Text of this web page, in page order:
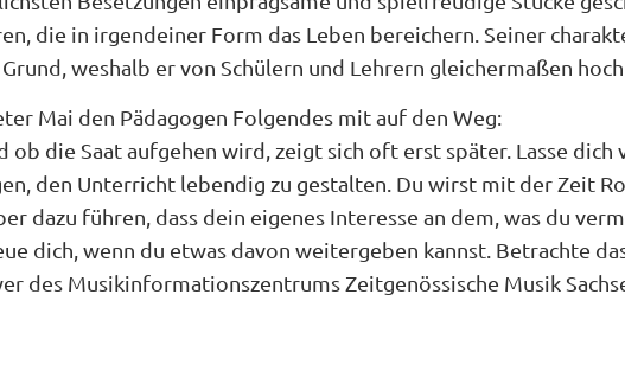
die in irgendeiner Form das Leben bereichern. Seiner
weshalb er von Schülern und Lehrern gleichermaßen
Mai den Pädagogen Folgendes mit auf den Weg:
ob die Saat aufgehen wird, zeigt sich oft erst später. Lasse
den Unterricht lebendig zu gestalten. Du wirst mit der Zeit
dazu führen, dass dein eigenes Interesse an dem, was du
dich, wenn du etwas davon weitergeben kannst. Betrachte
des Musikinformationszentrums Zeitgenössische Musik